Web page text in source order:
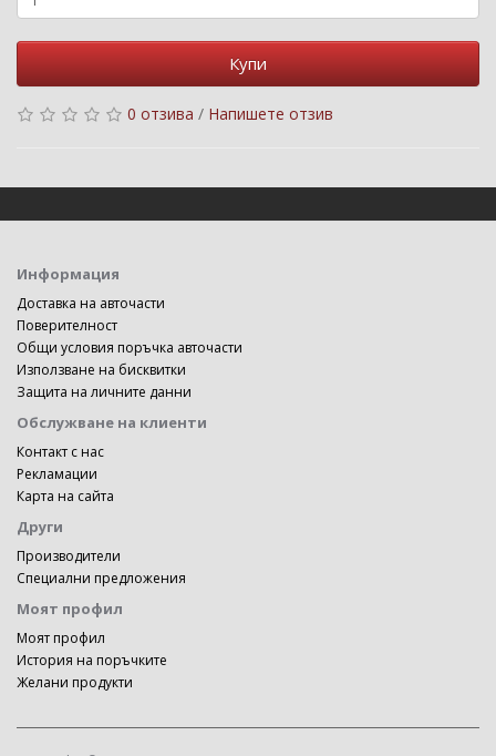
Купи
0 отзива / Напишете отзив
Информация
Доставка на авточасти
Поверителност
Общи условия поръчка авточасти
Използване на бисквитки
Защита на личните данни
Обслужване на клиенти
Контакт с нас
Рекламации
Карта на сайта
Други
Производители
Специални предложения
Моят профил
Моят профил
История на поръчките
Желани продукти